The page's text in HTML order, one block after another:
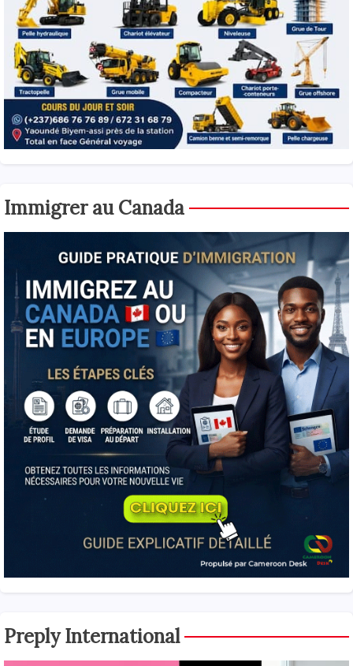
Immigrer au Canada
Preply International